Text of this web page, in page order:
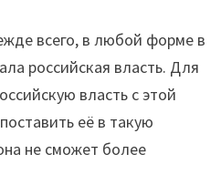
всего, в любой форме в
российская власть. Для
власть с этой
её в такую
не сможет более